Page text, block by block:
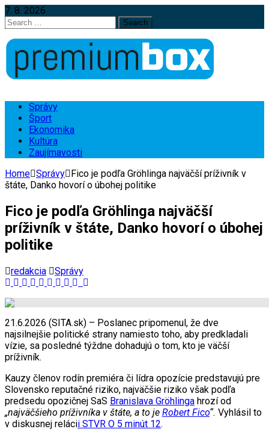
7. 8. 2026
Search
for:
Správy
Šport
Ekonomika
Kultúra
Zaujímavosti
Home Správy Fico je podľa Gröhlinga najväčší príživník v
štáte, Danko hovorí o úbohej politike
Fico je podľa Gröhlinga najväčší
príživník v štáte, Danko hovorí o úbohej
politike
redakcia Správy
21.6.2026 (SITA.sk) – Poslanec pripomenul, že dve
najsilnejšie politické strany namiesto toho, aby predkladali
vízie, sa posledné týždne dohadujú o tom, kto je väčší
príživník.
Kauzy členov rodín premiéra či lídra opozície predstavujú pre
Slovensko reputačné riziko, najväčšie riziko však podľa
predsedu opozičnej SaS Branislava Gröhlinga hrozí od
„najväčšieho príživníka v štáte, a to je Robert Fico“. Vyhlásil to
v diskusnej relácii STVR O 5 minút 12.